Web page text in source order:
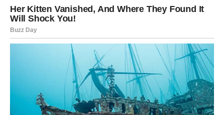
lijep kada sreća odluči stati na vašu stranu.